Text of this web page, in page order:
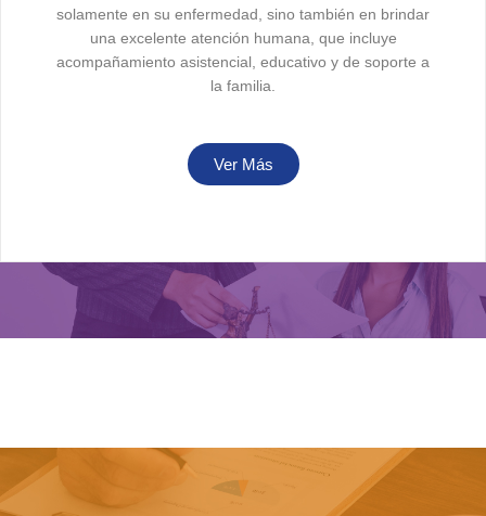
solamente en su enfermedad, sino también en brindar
una excelente atención humana, que incluye
acompañamiento asistencial, educativo y de soporte a
la familia.​
Ver Más